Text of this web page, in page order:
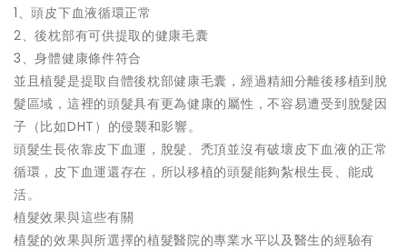
1、頭皮下血液循環正常
2、後枕部有可供提取的健康毛囊
3、身體健康條件符合
並且植髮是提取自體後枕部健康毛囊，經過精細分離後移植到脫
髮區域，這裡的頭髮具有更為健康的屬性，不容易遭受到脫髮因
子（比如DHT）的侵襲和影響。
頭髮生長依靠皮下血運，脫髮、禿頂並沒有破壞皮下血液的正常
循環，皮下血運還存在，所以移植的頭髮能夠紮根生長、能成
活。
植髮效果與這些有關
植髮的效果與所選擇的植髮醫院的專業水平以及醫生的經驗有